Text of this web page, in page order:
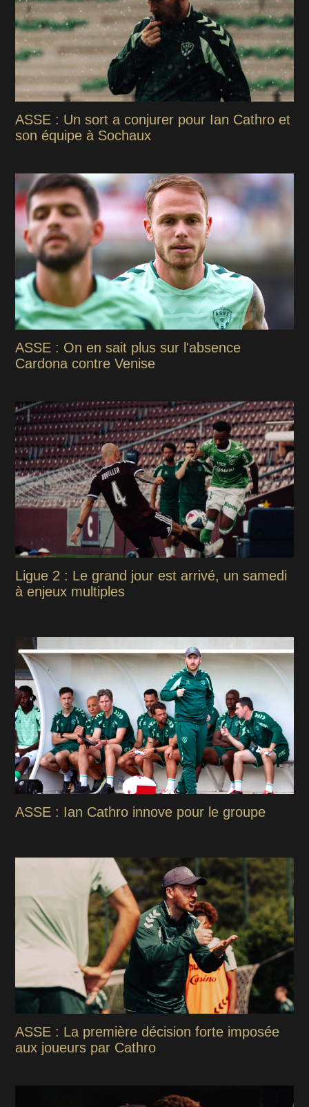
ASSE : Un sort a conjurer pour Ian Cathro et
son équipe à Sochaux
ASSE : On en sait plus sur l'absence
Cardona contre Venise
Ligue 2 : Le grand jour est arrivé, un samedi
à enjeux multiples
ASSE : Ian Cathro innove pour le groupe
ASSE : La première décision forte imposée
aux joueurs par Cathro